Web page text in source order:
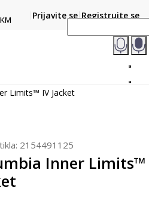
Platite karticom online i
Prijavite se Registrujte se
Limits™ IV Jacket
2154491125
Inner Limits™